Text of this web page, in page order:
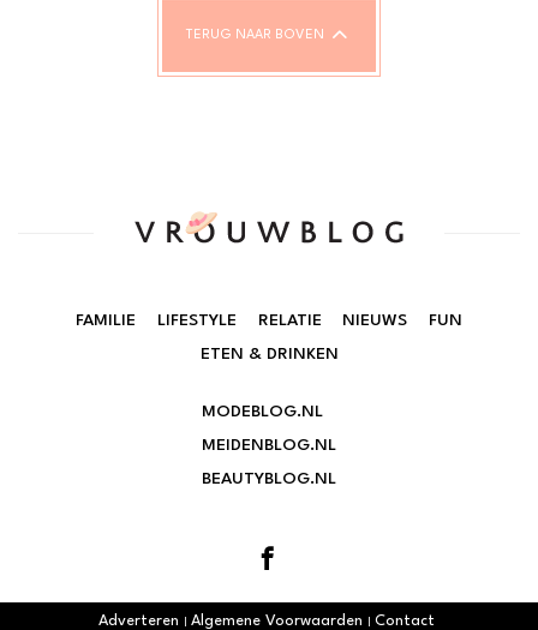
TERUG NAAR BOVEN
FAMILIE LIFESTYLE RELATIE NIEUWS
FUN
ETEN & DRINKEN
MODEBLOG.NL
MEIDENBLOG.NL
BEAUTYBLOG.NL
Adverteren Algemene Voorwaarden Contact